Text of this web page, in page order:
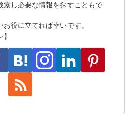
索し必要な情報を探すこともで
役に立てれば幸いです。